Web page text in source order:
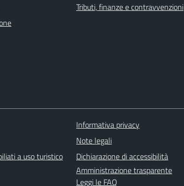
Tributi, finanze e contravvenzioni
a uso turistico
Informativa privacy
Note legali
Dichiarazione di accessibilità
Amministrazione trasparente
Leggi le FAQ